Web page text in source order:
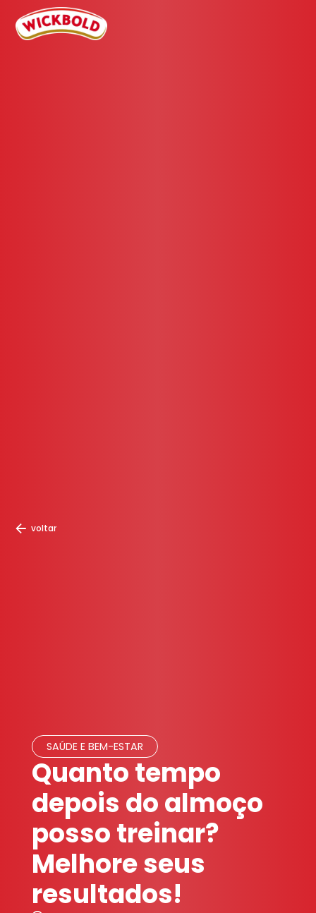
voltar
SAÚDE E BEM-ESTAR
Quanto tempo
depois do almoço
posso treinar?
Melhore seus
resultados!